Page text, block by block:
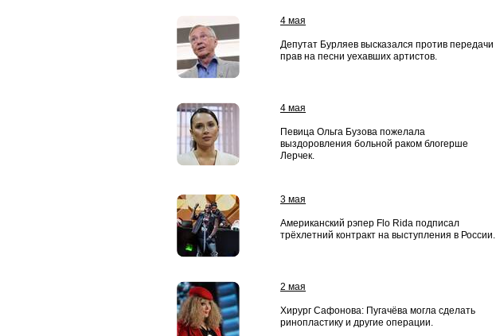
4 мая
Депутат Бурляев высказался против передачи
прав на песни уехавших артистов.
4 мая
Певица Ольга Бузова пожелала
выздоровления больной раком блогерше
Лерчек.
3 мая
Американский рэпер Flo Rida подписал
трёхлетний контракт на выступления в России.
2 мая
Хирург Сафонова: Пугачёва могла сделать
ринопластику и другие операции.